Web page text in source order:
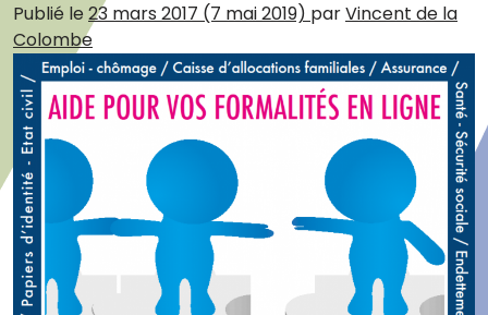
Publié le 23 mars 2017 (7 mai 2019) parVincent de la
Colombe